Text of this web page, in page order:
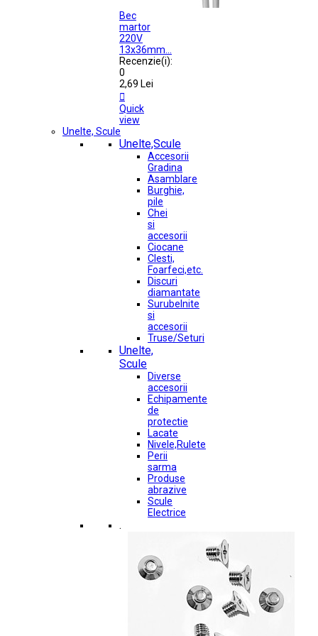
Bec
martor
220V
13x36mm...
Recenzie(i):
0
2,69 Lei

Quick
view
Unelte, Scule
Unelte,Scule
Accesorii
Gradina
Asamblare
Burghie,
pile
Chei
si
accesorii
Ciocane
Clesti,
Foarfeci,etc.
Discuri
diamantate
Surubelnite
si
accesorii
Truse/Seturi
Unelte,
Scule
Diverse
accesorii
Echipamente
de
protectie
Lacate
Nivele,Rulete
Perii
sarma
Produse
abrazive
Scule
Electrice
.